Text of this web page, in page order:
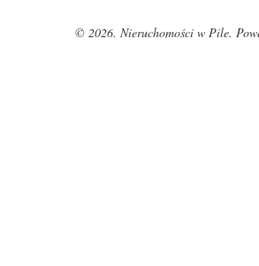
© 2026. Nieruchomości w Pile.